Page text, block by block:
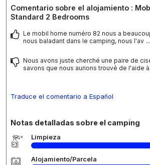
Comentario sobre el alojamiento :
Standard 2 Bedrooms
Le mobil home numéro 82 nous a
nous baladant dans le camping, nous l'av
Nous avons juste cherché une paire de
savons que nous aurions trouvé de l'aide à
Traduce el comentario a Español
Notas detalladas sobre el camping
Limpieza
Alojamiento/Parcela